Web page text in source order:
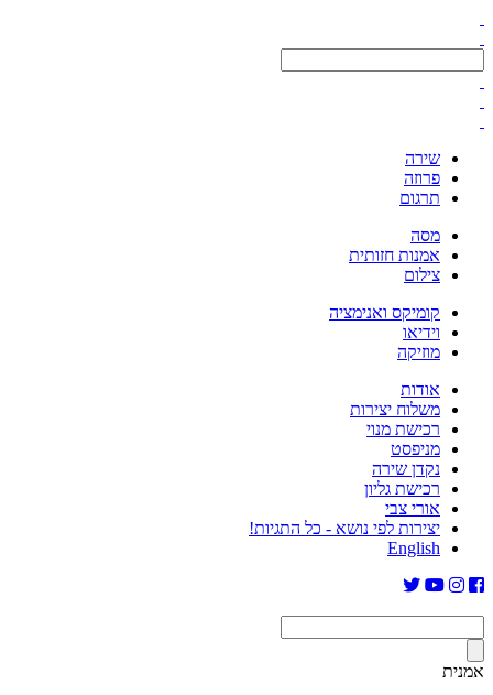
שירה
פרוזה
תרגום
מסה
אמנות חזותית
צילום
קומיקס ואנימציה
וידיאו
מוזיקה
אודות
משלוח יצירות
רכישת מנוי
מניפסט
נקדן שירה
רכישת גליון
אורי צבי
יצירות לפי נושא - כל התגיות!
English
אמנית